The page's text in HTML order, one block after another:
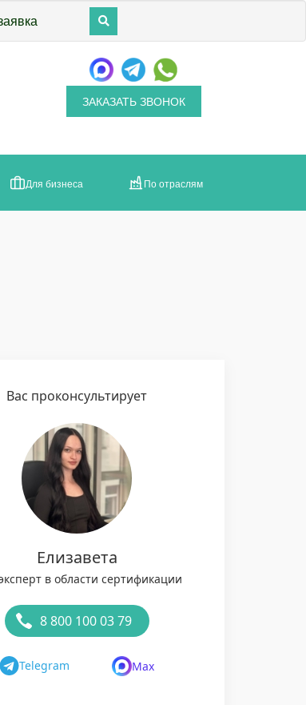
ЗАКАЗАТЬ ЗВОНОК
Для бизнеса По отраслям
Вас проконсультирует
Елизавета
в области сертификации
8 800 100 03 79
Telegram Max